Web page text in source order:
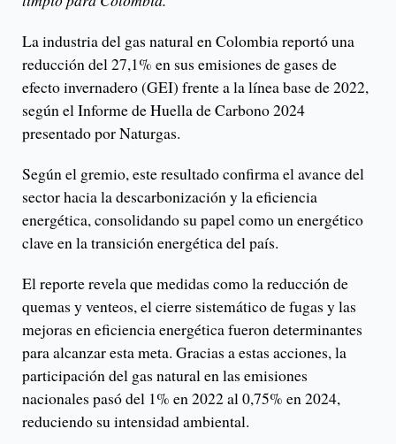
La industria del gas natural en Colombia reportó una
reducción del 27,1% en sus emisiones de gases de
efecto invernadero (GEI) frente a la línea base de 2022,
según el Informe de Huella de Carbono 2024
presentado por Naturgas.
Según el gremio, este resultado confirma el avance del
sector hacia la descarbonización y la eficiencia
energética, consolidando su papel como un energético
clave en la transición energética del país.
El reporte revela que medidas como la reducción de
quemas y venteos, el cierre sistemático de fugas y las
mejoras en eficiencia energética fueron determinantes
para alcanzar esta meta. Gracias a estas acciones, la
participación del gas natural en las emisiones
nacionales pasó del 1% en 2022 al 0,75% en 2024,
reduciendo su intensidad ambiental.